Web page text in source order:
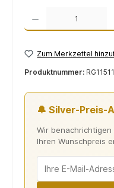
Produkt Anzahl: Gib den
Zum Merkzettel
Produktnummer: RG11511
🔔 Silver-Preis-
Wir benachrichtigen
Ihren Wunschpreis